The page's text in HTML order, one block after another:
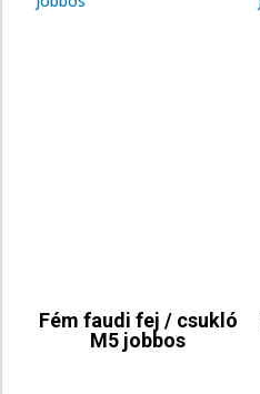
Fém faudi fej / csukló
M5 jobbos